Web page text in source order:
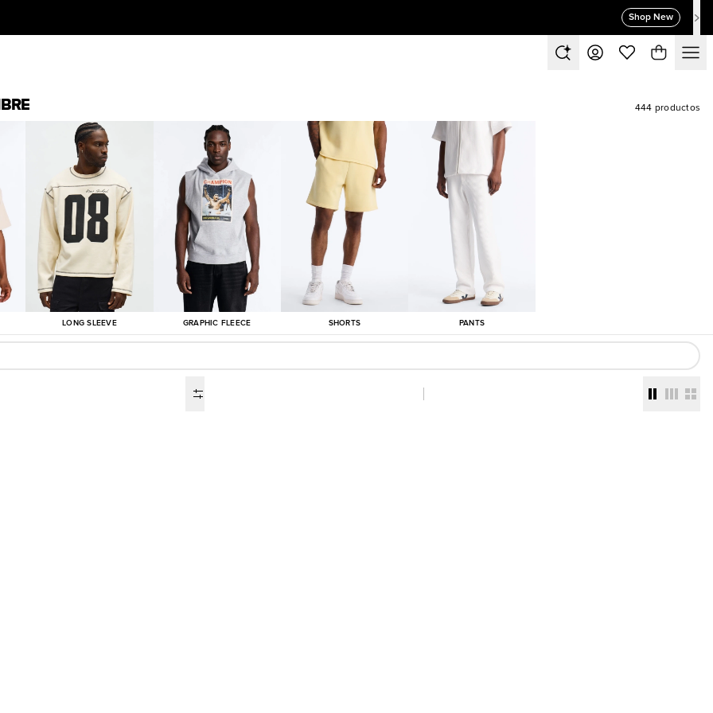
Shop New
444 productos
LONG SLEEVE GRAPHIC FLEECE SHORTS PANTS